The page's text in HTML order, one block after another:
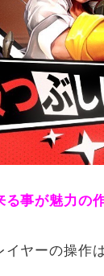
る事が魅力の
ヤーの操作